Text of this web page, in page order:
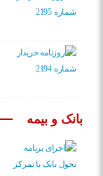
بانک و بیمه